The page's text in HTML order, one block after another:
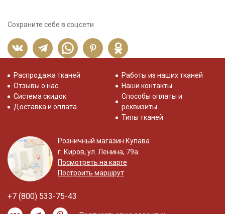
Сохраните себе в соцсети
Распродажа тканей
Отзывы о нас
Система скидок
Доставка и оплата
Работы из наших тканей
Наши контакты
Способы оплаты и
реквизиты
Типы тканей
Розничный магазин Купава
г. Киров, ул. Ленина, 79а
Посмотреть на карте
Построить маршрут
+7 (800) 533-75-43